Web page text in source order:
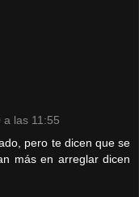
las 11:55
pero te dicen que se
más en arreglar dicen